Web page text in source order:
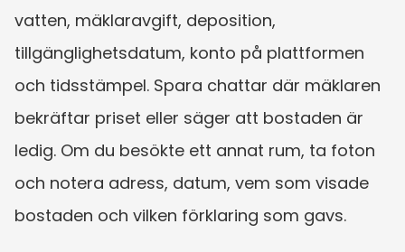
vatten, mäklaravgift, deposition,
tillgänglighetsdatum, konto på plattformen
och tidsstämpel. Spara chattar där mäklaren
bekräftar priset eller säger att bostaden är
ledig. Om du besökte ett annat rum, ta foton
och notera adress, datum, vem som visade
bostaden och vilken förklaring som gavs.